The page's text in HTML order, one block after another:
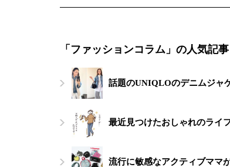
「ファッションコラム」の人気記事
話題のUNIQLOのデニムジャ
最近見つけたおしゃれのライ
流行に敏感なアクティブママ